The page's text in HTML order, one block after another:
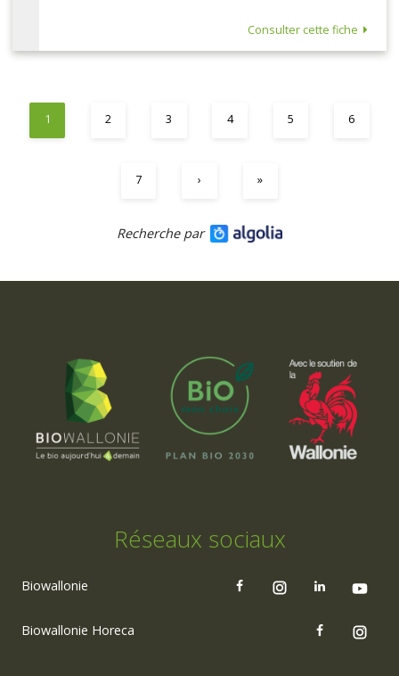
Consulter cette fiche
1 2 3 4 5 6
7 › »
Recherche par
Réseaux sociaux
Biowallonie
Biowallonie Horeca